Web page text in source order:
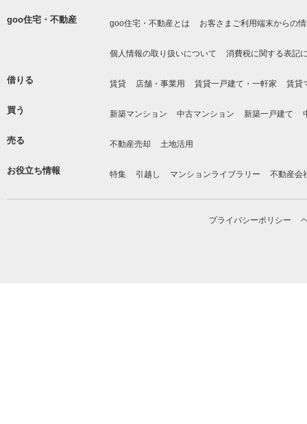
goo住宅・不動産 goo住宅・不動産とは お客さまご利用端末からの
個人情報の取り扱いについて 消費税に関する表記
借りる 賃貸 店舗・事業用 賃貸一戸建て・一軒家 賃貸
買う 新築マンション 中古マンション 新築一戸建て
売る 不動産売却 土地活用
お役立ち情報 特集 引越し マンションライブラリー 不動産会
プライバシーポリシー